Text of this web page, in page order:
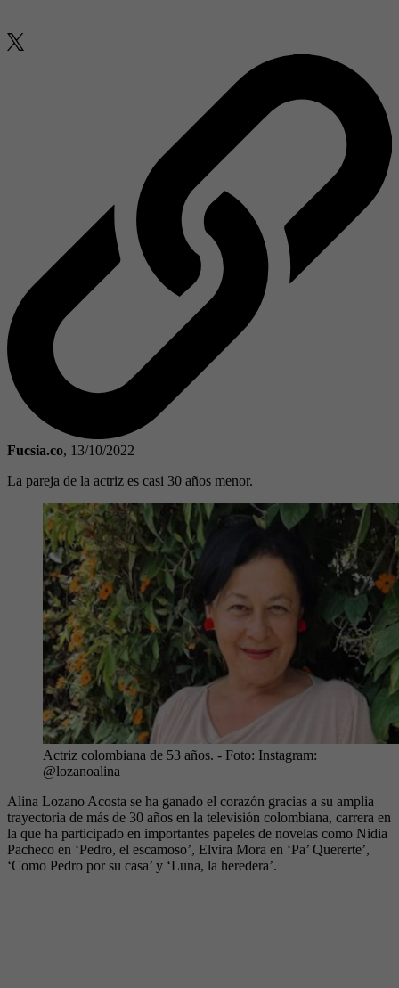
Fucsia.co, 13/10/2022
La pareja de la actriz es casi 30 años menor.
Actriz colombiana de 53 años. - Foto: Instagram:
@lozanoalina
Alina Lozano Acosta se ha ganado el corazón gracias a su amplia
trayectoria de más de 30 años en la televisión colombiana, carrera en
la que ha participado en importantes papeles de novelas como Nidia
Pacheco en ‘Pedro, el escamoso’, Elvira Mora en ‘Pa’ Quererte’,
‘Como Pedro por su casa’ y ‘Luna, la heredera’.